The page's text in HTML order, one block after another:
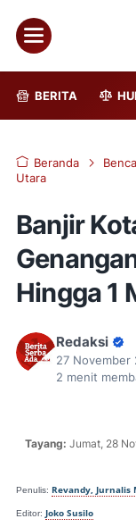
BERITA
Beranda
Utara
Banjir
Hingga 1
Redaksi
27 November
2 menit
Tayang: Jumat, 28
Penulis: Revandy, Jurnalis
Editor: Joko Susilo